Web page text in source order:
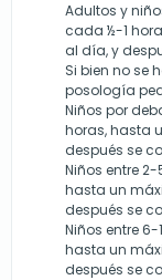
Adultos y
cada ½-1
al día, y
Si bien no se
posología
Niños por
horas, hasta
después se
Niños entre
hasta un
después se
Niños entre
hasta un
después se